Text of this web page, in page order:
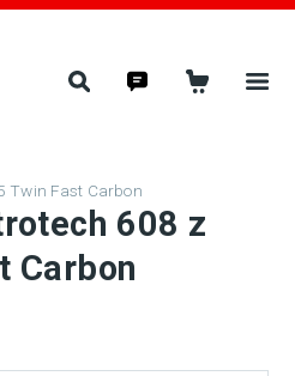
Twin Fast Carbon
608 z
Carbon